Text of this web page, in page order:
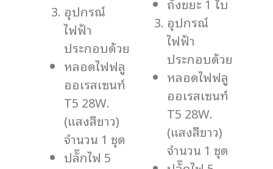
อุปกรณ์
ไฟฟ้า
ประกอบด้วย
หลอดไฟฟลู
ออเรสเซนท์
T5 28W.
(แสงสีขาว)
จำนวน 1 ชุด
ปลั๊กไฟ 5
อุปกรณ์
ไฟฟ้า
ประกอบด้วย
หลอดไฟฟลู
ออเรสเซนท์
T5 28W.
(แสงสีขาว)
จำนวน 1 ชุด